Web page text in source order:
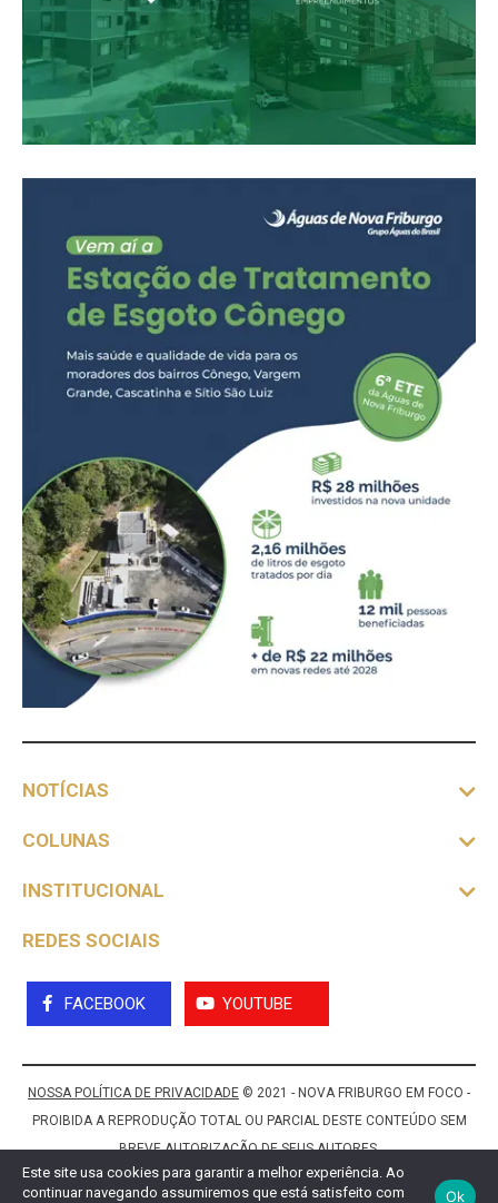
NOTÍCIAS
COLUNAS
INSTITUCIONAL
REDES SOCIAIS
FACEBOOK YOUTUBE
NOSSA POLÍTICA DE PRIVACIDADE © 2021 - NOVA FRIBURGO EM FOCO -
PROIBIDA A REPRODUÇÃO TOTAL OU PARCIAL DESTE CONTEÚDO SEM
BREVE AUTORIZAÇÃO DE SEUS AUTORES.
Este site usa cookies para garantir a melhor experiência. Ao
continuar navegando assumiremos que está satisfeito com
Ok